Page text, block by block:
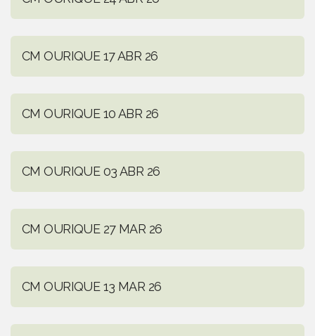
CM OURIQUE 17 ABR 26
CM OURIQUE 10 ABR 26
CM OURIQUE 03 ABR 26
CM OURIQUE 27 MAR 26
CM OURIQUE 13 MAR 26